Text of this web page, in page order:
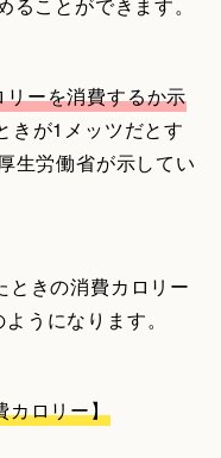
ーを消費するか示
きが1メッツだとす
生労働省が示してい
きの消費カロリー
うになります。
カロリー】